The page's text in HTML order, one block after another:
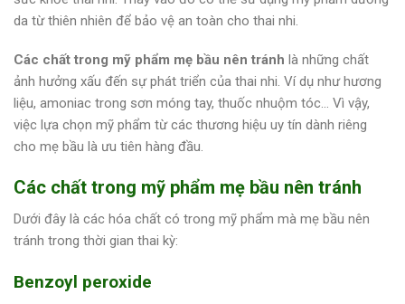
da từ thiên nhiên để bảo vệ an toàn cho thai nhi.
Các chất trong mỹ phẩm mẹ bầu nên tránh là những chất
ảnh hưởng xấu đến sự phát triển của thai nhi. Ví dụ như hương
liệu, amoniac trong sơn móng tay, thuốc nhuộm tóc… Vì vậy,
việc lựa chọn mỹ phẩm từ các thương hiệu uy tín dành riêng
cho mẹ bầu là ưu tiên hàng đầu.
Các chất trong mỹ phẩm mẹ bầu nên tránh
Dưới đây là các hóa chất có trong mỹ phẩm mà mẹ bầu nên
tránh trong thời gian thai kỳ:
Benzoyl peroxide